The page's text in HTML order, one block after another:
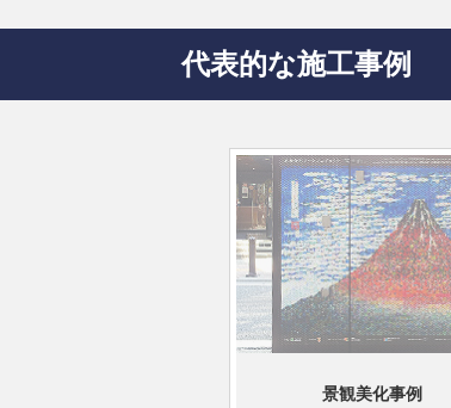
代表的な施工事例
景観美化事例